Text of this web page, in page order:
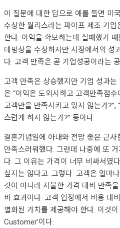
이 질문에 대한 답으로 예를 들면 미
수상한 월리스라는 파이프 제조 기
한다. 이익을 확보하는데 실패했기
데밍상을 수상하지만 시장에서의 성
다. 고객 만족은 곧 기업성공이라는
고객 만족은 상승했지만 기업 성과
은 “이익은 도외시하고 고객만족점
고객만을 만족시키고 있지 않는가
스럽게 하지 않는가?” 등이다.
결혼기념일에 아내와 전망 좋은 근
만족스러워했다. 그런데 나중에 또
다. 그 이유는 가격이 너무 비싸서였
싶지는 않다고. 그렇다. 고객은 얼마
것이 아니라 지불한 가격 대비 만족
비 효과이다. 고객 입장에서 비용 대
별화된 가치를 제공해야 한다. 이것
Customer’이다.